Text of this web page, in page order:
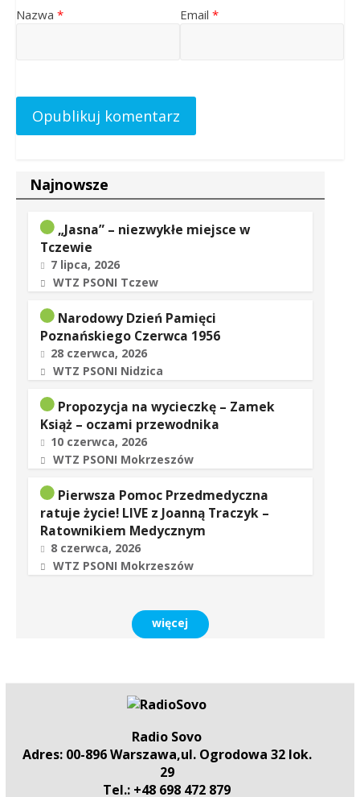
Nazwa * Email *
Najnowsze
„Jasna” – niezwykłe miejsce w
Tczewie
7 lipca, 2026
WTZ PSONI Tczew
Narodowy Dzień Pamięci
Poznańskiego Czerwca 1956
28 czerwca, 2026
WTZ PSONI Nidzica
Propozycja na wycieczkę – Zamek
Książ – oczami przewodnika
10 czerwca, 2026
WTZ PSONI Mokrzeszów
Pierwsza Pomoc Przedmedyczna
ratuje życie! LIVE z Joanną Traczyk –
Ratownikiem Medycznym
8 czerwca, 2026
WTZ PSONI Mokrzeszów
więcej
Radio Sovo
Adres: 00-896 Warszawa,ul. Ogrodowa 32 lok.
29
Tel.: +48 698 472 879